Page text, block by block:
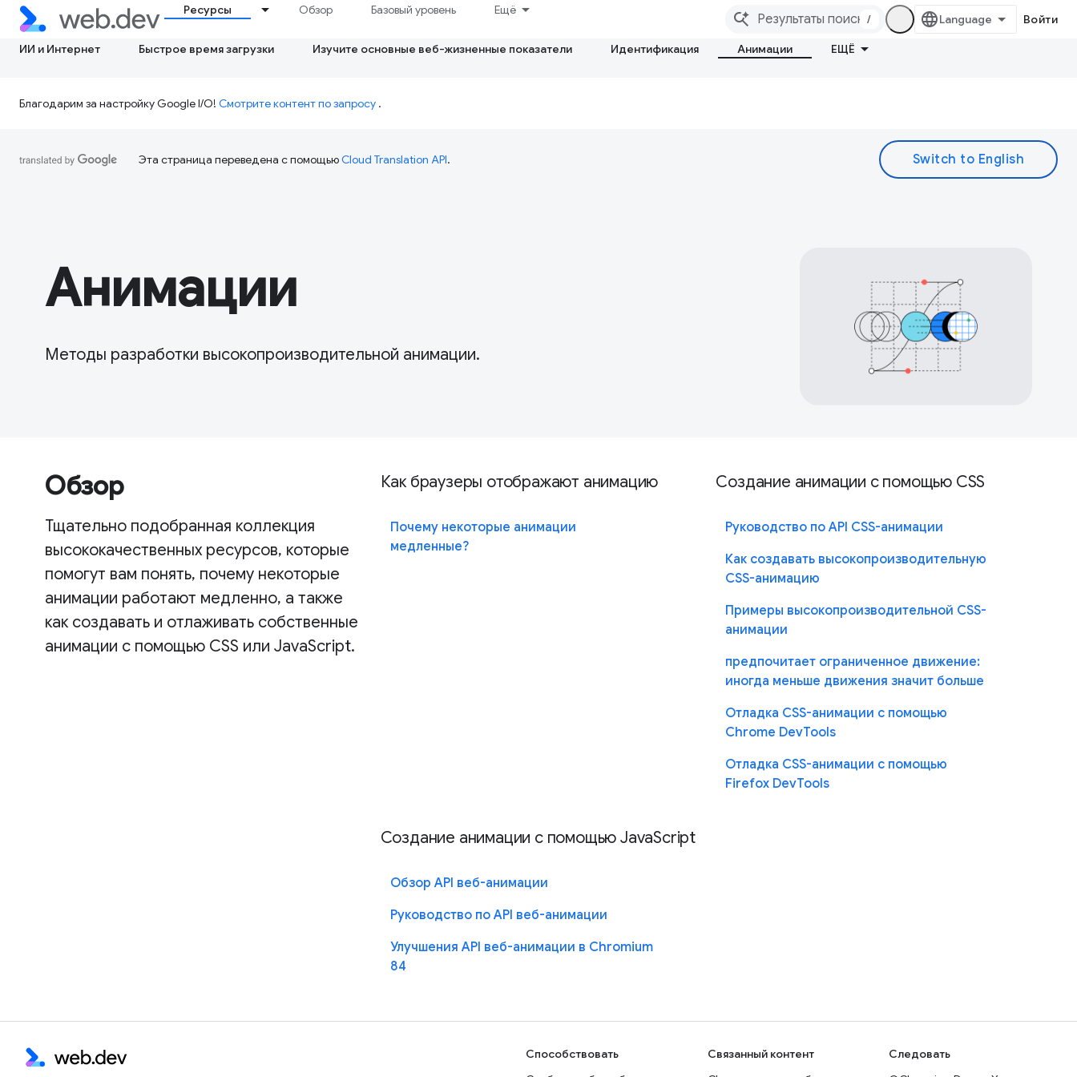
Ресурсы Обзор Базовый уровень Ещё
/ Войти
ИИ и Интернет Быстрое время загрузки Изучите основные веб-жизненные показатели Идентификация Анимации ЕЩЁ
Благодарим за настройку Google I/O! Смотрите контент по запросу .
Эта страница переведена с помощьюCloud Translation API.
Анимации
Методы разработки высокопроизводительной анимации.
Обзор
Тщательно подобранная коллекция
высококачественных ресурсов, которые
помогут вам понять, почему некоторые
анимации работают медленно, а также
как создавать и отлаживать собственные
анимации с помощью CSS или JavaScript.
Как браузеры отображают анимацию
Почему некоторые анимации
медленные?
Создание анимации с помощью CSS
Руководство по API CSS-анимации
Как создавать высокопроизводительную
CSS-анимацию
Примеры высокопроизводительной CSS-
анимации
предпочитает ограниченное движение:
иногда меньше движения значит больше
Отладка CSS-анимации с помощью
Chrome DevTools
Отладка CSS-анимации с помощью
Firefox DevTools
Создание анимации с помощью JavaScript
Обзор API веб-анимации
Руководство по API веб-анимации
Улучшения API веб-анимации в Chromium
84
Способствовать
Связанный контент
Следовать